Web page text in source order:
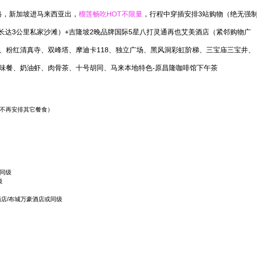
新加坡进马来西亚出，榴莲畅吃HOT不限量 ，行程中穿插安排3站购物（绝无强制
达3公里私家沙滩）+吉隆坡2晚品牌国际5星八打灵通再也艾美酒店（紧邻购物广
粉红清真寺、双峰塔、摩迪卡118、独立广场、黑风洞彩虹阶梯、三宝庙三宝井、
餐、奶油虾、肉骨茶、十号胡同、马来本地特色-原昌隆咖啡馆下午茶
再安排其它餐食）
级
/布城万豪酒店或同级